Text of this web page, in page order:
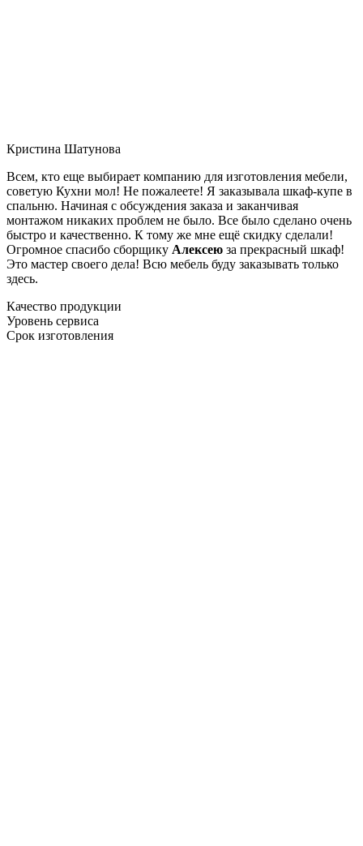
Кристина Шатунова
Всем, кто еще выбирает компанию для изготовления мебели,
советую Кухни мол! Не пожалеете! Я заказывала шкаф-купе в
спальню. Начиная с обсуждения заказа и заканчивая
монтажом никаких проблем не было. Все было сделано очень
быстро и качественно. К тому же мне ещё скидку сделали!
Огромное спасибо сборщику Алексею за прекрасный шкаф!
Это мастер своего дела! Всю мебель буду заказывать только
здесь.
Качество продукции
Уровень сервиса
Срок изготовления